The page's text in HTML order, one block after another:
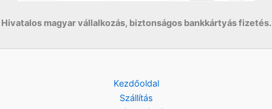
Hivatalos magyar vállalkozás, biztonságos bankkártyás fizetés.
Kezdőoldal
Szállítás